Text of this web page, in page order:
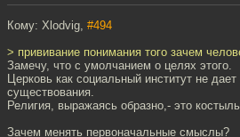
Кому: Xlodvig, #494
> прививание понимания того зачем
Замечу, что с умолчанием о целях этого.
Церковь как социальный институт не
существования.
Религия, выражаясь образно,- это
Зачем менять первоначальные смыслы?